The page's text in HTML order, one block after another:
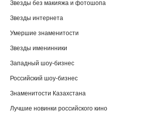
Звезды без макияжа и фотошопа
Звезды интернета
Умершие знаменитости
Звезды именинники
Западный шоу-бизнес
Российский шоу-бизнес
Знаменитости Казахстана
Лучшие новинки российского кино